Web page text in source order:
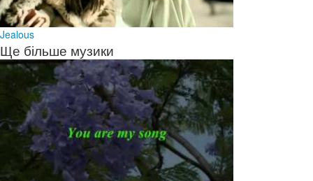
Jealous
Ще більше музики